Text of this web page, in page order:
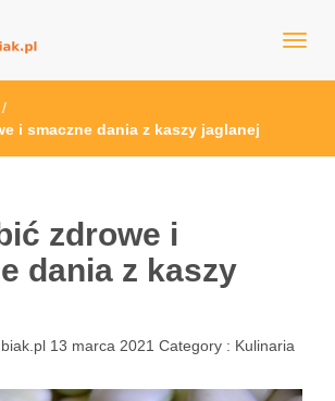
/
i smaczne dania z kaszy jaglanej
zdrowe i
dania z kaszy
13 marca 2021 Category : Kulinaria